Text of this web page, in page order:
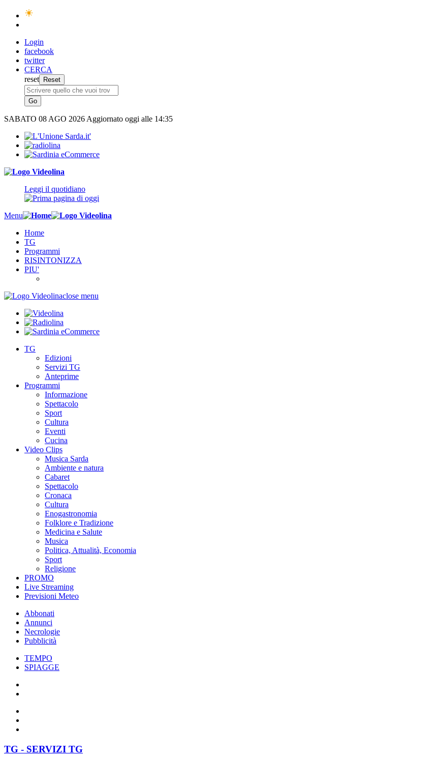
Login
facebook
twitter
CERCA
reset
SABATO 08 AGO 2026 Aggiornato oggi alle 14:35
Leggi il quotidiano
Menu
Home
TG
Programmi
RISINTONIZZA
PIU'
close menu
TG
Edizioni
Servizi TG
Anteprime
Programmi
Informazione
Spettacolo
Sport
Cultura
Eventi
Cucina
Video Clips
Musica Sarda
Ambiente e natura
Cabaret
Spettacolo
Cronaca
Cultura
Enogastronomia
Folklore e Tradizione
Medicina e Salute
Musica
Politica, Attualità, Economia
Sport
Religione
PROMO
Live Streaming
Previsioni Meteo
Abbonati
Annunci
Necrologie
Pubblicità
TEMPO
SPIAGGE
TG - SERVIZI TG